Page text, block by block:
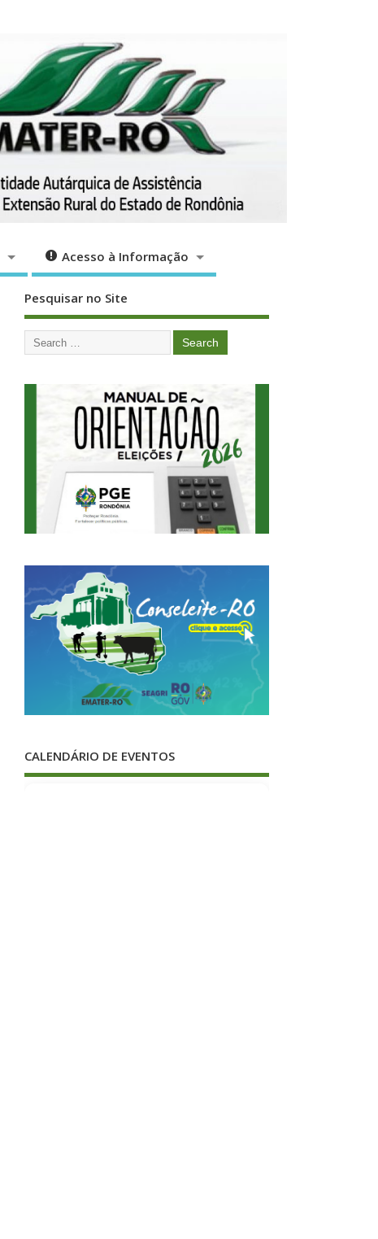
Acesso à Informação
Pesquisar no Site
CALENDÁRIO DE EVENTOS